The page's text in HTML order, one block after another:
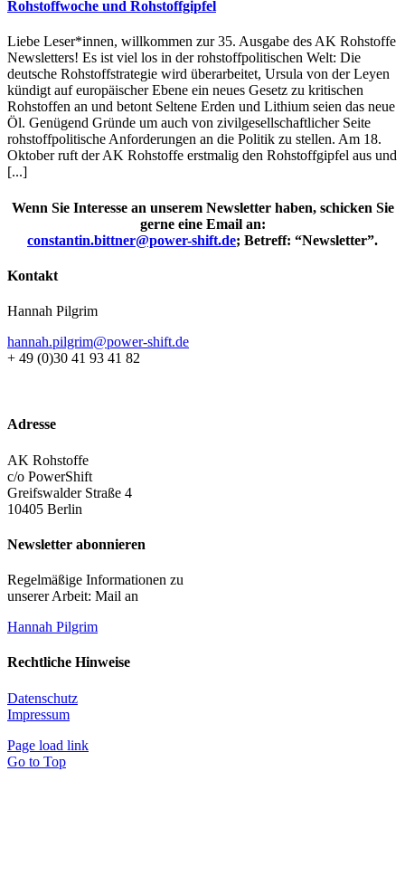
Rohstoffwoche und Rohstoffgipfel
Liebe Leser*innen, willkommen zur 35. Ausgabe des AK Rohstoffe
Newsletters! Es ist viel los in der rohstoffpolitischen Welt: Die
deutsche Rohstoffstrategie wird überarbeitet, Ursula von der Leyen
kündigt auf europäischer Ebene ein neues Gesetz zu kritischen
Rohstoffen an und betont Seltene Erden und Lithium seien das neue
Öl. Genügend Gründe um auch von zivilgesellschaftlicher Seite
rohstoffpolitische Anforderungen an die Politik zu stellen. Am 18.
Oktober ruft der AK Rohstoffe erstmalig den Rohstoffgipfel aus und
[...]
Wenn Sie Interesse an unserem Newsletter haben, schicken Sie
gerne eine Email an:
constantin.bittner@power-shift.de; Betreff: “Newsletter”.
Kontakt
Hannah Pilgrim
hannah.pilgrim@power-shift.de
+ 49 (0)30 41 93 41 82
Adresse
AK Rohstoffe
c/o PowerShift
Greifswalder Straße 4
10405 Berlin
Newsletter abonnieren
Regelmäßige Informationen zu
unserer Arbeit: Mail an
Hannah Pilgrim
Rechtliche Hinweise
Datenschutz
Impressum
Page load link
Go to Top